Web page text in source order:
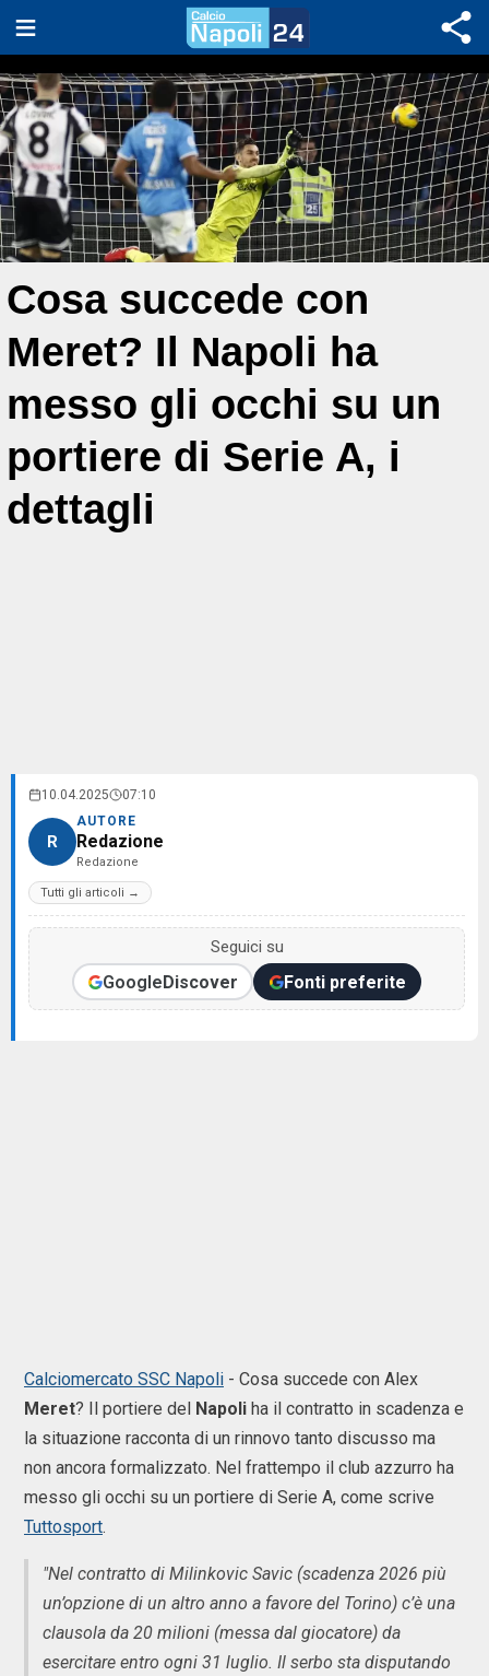
Cosa succede con
Meret? Il Napoli ha
messo gli occhi su un
portiere di Serie A, i
dettagli
10.04.2025 07:10
R
AUTORE
Redazione
Redazione
Tutti gli articoli →
Seguici su
GoogleDiscover Fonti preferite
Calciomercato SSC Napoli - Cosa succede con Alex
Meret? Il portiere del Napoli ha il contratto in scadenza e
la situazione racconta di un rinnovo tanto discusso ma
non ancora formalizzato. Nel frattempo il club azzurro ha
messo gli occhi su un portiere di Serie A, come scrive
Tuttosport.
"Nel contratto di Milinkovic Savic (scadenza 2026 più
un’opzione di un altro anno a favore del Torino) c’è una
clausola da 20 milioni (messa dal giocatore) da
esercitare entro ogni 31 luglio. Il serbo sta disputando